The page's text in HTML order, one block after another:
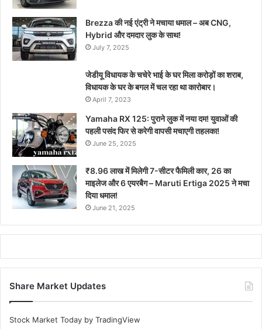
Brezza की नई एंट्री ने मचाया धमाल – अब CNG,
Hybrid और दमदार लुक के साथ!
July 7, 2025
जेडीयू विधायक के चचेरे भाई के घर मिला करोड़ों का शराब,
विधायक के घर के बगल में चल रहा था कारोबार।
April 7, 2023
Yamaha RX 125: पुराने लुक में नया दम! युवाओं की
पहली पसंद फिर से करेगी वापसी मचाएगी तहलका!
June 25, 2025
₹8.96 लाख में मिलेगी 7-सीटर फैमिली कार, 26 का
माइलेज और 6 एयरबैग – Maruti Ertiga 2025 ने मचा
दिया धमाल!
June 21, 2025
Share Market Updates
Stock Market Today by TradingView